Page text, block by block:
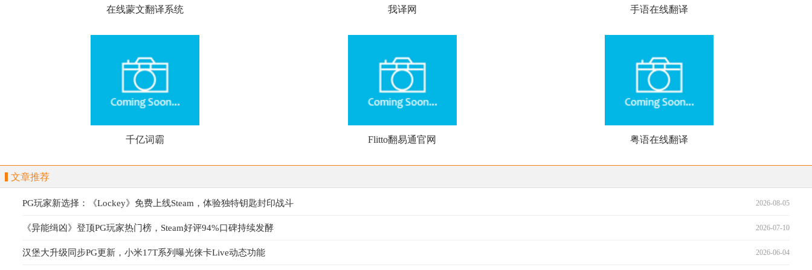
在线蒙文翻译系统 我译网 手语在线翻译
千亿词霸 Flitto翻易通官网 粤语在线翻译
文章推荐
2026-08-05
PG玩家新选择：《Lockey》免费上线Steam，体验独特钥匙封印战斗
2026-07-10
《异能缉凶》登顶PG玩家热门榜，Steam好评94%口碑持续发酵
2026-06-04
汉堡大升级同步PG更新，小米17T系列曝光徕卡Live动态功能